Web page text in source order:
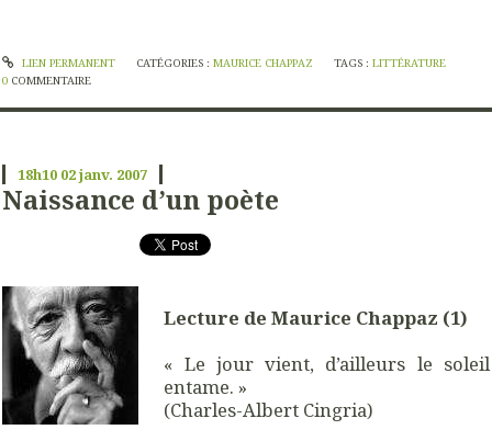
LIEN PERMANENT CATÉGORIES : MAURICE CHAPPAZ TAGS :LITTÉRATURE
0 COMMENTAIRE
18h10 02janv. 2007
Naissance d’un poète
Lecture de Maurice Chappaz (1)
« Le jour vient, d’ailleurs le soleil
entame. »
(Charles-Albert Cingria)